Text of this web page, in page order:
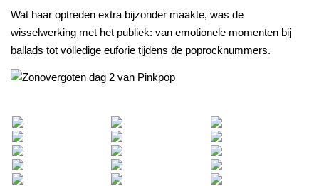
Wat haar optreden extra bijzonder maakte, was de
wisselwerking met het publiek: van emotionele momenten bij
ballads tot volledige euforie tijdens de poprocknummers.